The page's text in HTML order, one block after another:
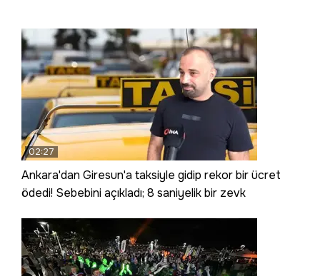
02:27
Ankara'dan Giresun'a taksiyle gidip rekor bir ücret
ödedi! Sebebini açıkladı; 8 saniyelik bir zevk